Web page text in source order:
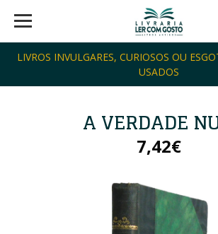
LIVROS INVULGARES, CURIOSOS OU
USADOS
A VERDADE
7,42€